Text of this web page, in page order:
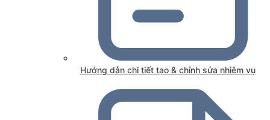
Hướng dẫn chi tiết tạo & chỉnh sửa nhiệm vụ